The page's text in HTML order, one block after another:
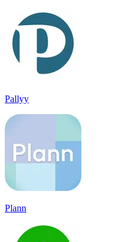
Pallyy
Plann